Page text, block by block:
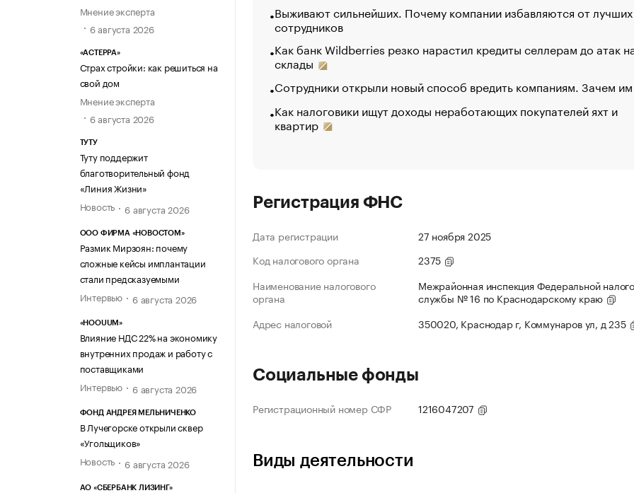
Мнение эксперта
6 августа 2026
«АСТЕРРА»
Страх стройки: как решиться на
свой дом
Мнение эксперта
6 августа 2026
ТУТУ
Туту поддержит
благотворительный фонд
«Линия Жизни»
Новость
6 августа 2026
ООО ФИРМА «НОВОСТОМ»
Размик Мирзоян: почему
сложные кейсы имплантации
стали предсказуемыми
Интервью
6 августа 2026
«HOOUUM»
Влияние НДС 22% на экономику
внутренних продаж и работу с
поставщиками
Интервью
6 августа 2026
ФОНД АНДРЕЯ МЕЛЬНИЧЕНКО
В Лучегорске открыли сквер
«Угольщиков»
Новость
6 августа 2026
АО «СБЕРБАНК ЛИЗИНГ»
Выживают сильнейших. Почему компании избавляются от лучших
сотрудников
Как банк Wildberries резко нарастил кредиты селлерам до атак
склады
Сотрудники открыли новый способ вредить компаниям. Зачем
Как налоговики ищут доходы неработающих покупателей яхт и
квартир
Регистрация ФНС
Дата регистрации
27 ноября 2025
Код налогового органа
2375
Наименование налогового
органа
Межрайонная инспекция Федеральной
службы № 16 по Краснодарскому краю
Адрес налоговой
350020, Краснодар г, Коммунаров ул, д 235
Социальные фонды
Регистрационный номер СФР 1216047207
Виды деятельности